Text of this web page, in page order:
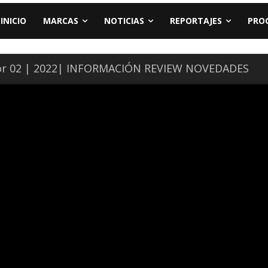
INICIO MARCAS NOTICIAS REPORTAJES
| 2022| INFORMACIÓN REVIEW NOVEDADES